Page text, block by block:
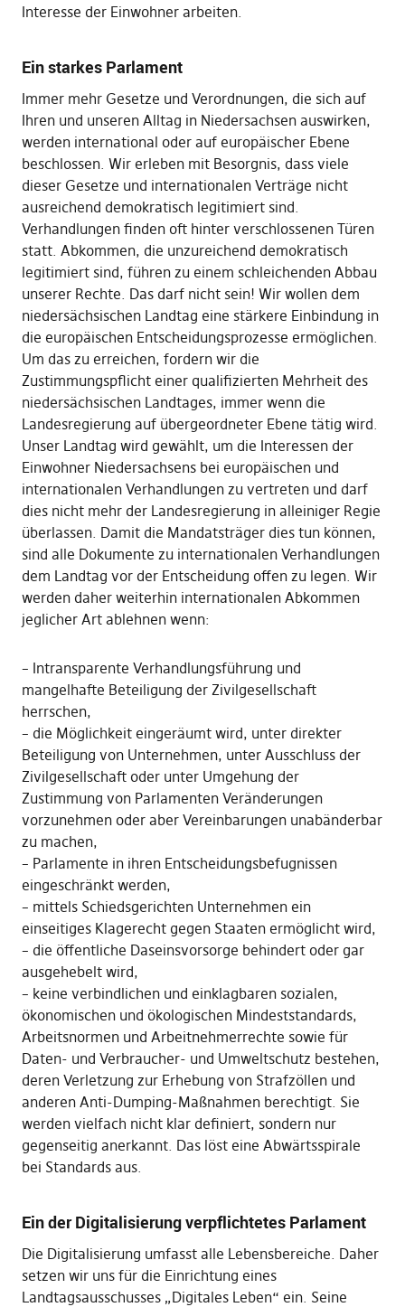
Interesse der Einwohner arbeiten.
Ein starkes Parlament
Immer mehr Gesetze und Verordnungen, die sich auf
Ihren und unseren Alltag in Niedersachsen auswirken,
werden international oder auf europäischer Ebene
beschlossen. Wir erleben mit Besorgnis, dass viele
dieser Gesetze und internationalen Verträge nicht
ausreichend demokratisch legitimiert sind.
Verhandlungen finden oft hinter verschlossenen Türen
statt. Abkommen, die unzureichend demokratisch
legitimiert sind, führen zu einem schleichenden Abbau
unserer Rechte. Das darf nicht sein! Wir wollen dem
niedersächsischen Landtag eine stärkere Einbindung in
die europäischen Entscheidungsprozesse ermöglichen.
Um das zu erreichen, fordern wir die
Zustimmungspflicht einer qualifizierten Mehrheit des
niedersächsischen Landtages, immer wenn die
Landesregierung auf übergeordneter Ebene tätig wird.
Unser Landtag wird gewählt, um die Interessen der
Einwohner Niedersachsens bei europäischen und
internationalen Verhandlungen zu vertreten und darf
dies nicht mehr der Landesregierung in alleiniger Regie
überlassen. Damit die Mandatsträger dies tun können,
sind alle Dokumente zu internationalen Verhandlungen
dem Landtag vor der Entscheidung offen zu legen. Wir
werden daher weiterhin internationalen Abkommen
jeglicher Art ablehnen wenn:
– Intransparente Verhandlungsführung und
mangelhafte Beteiligung der Zivilgesellschaft
herrschen,
– die Möglichkeit eingeräumt wird, unter direkter
Beteiligung von Unternehmen, unter Ausschluss der
Zivilgesellschaft oder unter Umgehung der
Zustimmung von Parlamenten Veränderungen
vorzunehmen oder aber Vereinbarungen unabänderbar
zu machen,
– Parlamente in ihren Entscheidungsbefugnissen
eingeschränkt werden,
– mittels Schiedsgerichten Unternehmen ein
einseitiges Klagerecht gegen Staaten ermöglicht wird,
– die öffentliche Daseinsvorsorge behindert oder gar
ausgehebelt wird,
– keine verbindlichen und einklagbaren sozialen,
ökonomischen und ökologischen Mindeststandards,
Arbeitsnormen und Arbeitnehmerrechte sowie für
Daten- und Verbraucher- und Umweltschutz bestehen,
deren Verletzung zur Erhebung von Strafzöllen und
anderen Anti-Dumping-Maßnahmen berechtigt. Sie
werden vielfach nicht klar definiert, sondern nur
gegenseitig anerkannt. Das löst eine Abwärtsspirale
bei Standards aus.
Ein der Digitalisierung verpflichtetes Parlament
Die Digitalisierung umfasst alle Lebensbereiche. Daher
setzen wir uns für die Einrichtung eines
Landtagsausschusses „Digitales Leben“ ein. Seine